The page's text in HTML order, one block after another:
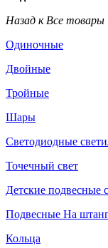
Назад к Все товары
Одиночные
Двойные
Тройные
Шары
Светодиодные
Точечный свет
Детские подвесные
Подвесные На
Кольца